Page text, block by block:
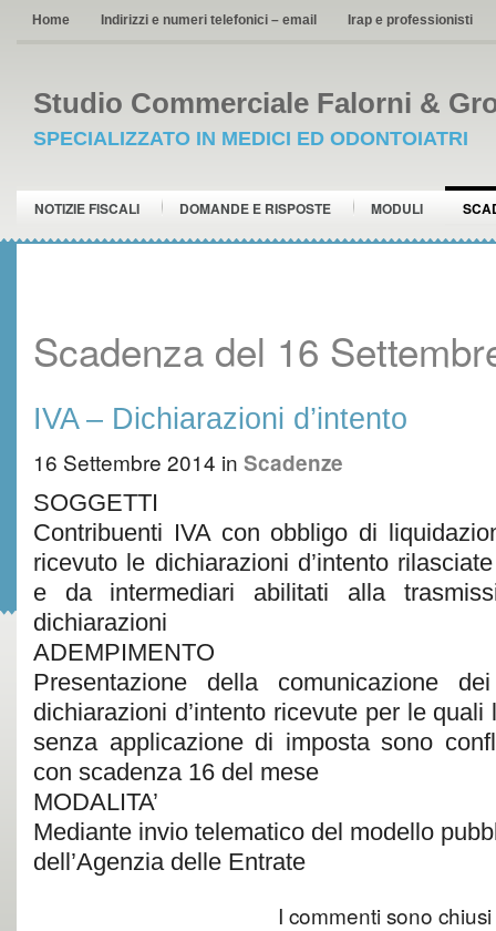
Home Indirizzi e numeri telefonici – email Irap e professionisti
Studio Commerciale Falorni &
SPECIALIZZATO IN MEDICI ED ODONTOIATRI
NOTIZIE FISCALI DOMANDE E RISPOSTE MODULI
Scadenza del 16
IVA – Dichiarazioni d’intento
16 Settembre 2014 in Scadenze
SOGGETTI
Contribuenti IVA con obbligo di
ricevuto le dichiarazioni d’intento
e da intermediari abilitati alla
dichiarazioni
ADEMPIMENTO
Presentazione della comunicazione
dichiarazioni d’intento ricevute per le
senza applicazione di imposta sono
con scadenza 16 del mese
MODALITA’
Mediante invio telematico del modello
dell’Agenzia delle Entrate
I commenti sono chiusi